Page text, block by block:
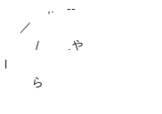
-‐
／
.や
| ら